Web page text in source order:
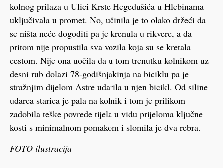
kolnog prilaza u Ulici Krste Hegedušića u Hlebinama
uključivala u promet. No, učinila je to olako držeći da
se ništa neće dogoditi pa je krenula u rikverc, a da
pritom nije propustila sva vozila koja su se kretala
cestom. Nije ona uočila da u tom trenutku kolnikom uz
desni rub dolazi 78-godišnjakinja na biciklu pa je
stražnjim dijelom Astre udarila u njen bicikl. Od siline
udarca starica je pala na kolnik i tom je prilikom
zadobila teške povrede tijela u vidu prijeloma ključne
kosti s minimalnom pomakom i slomila je dva rebra.
FOTO ilustracija